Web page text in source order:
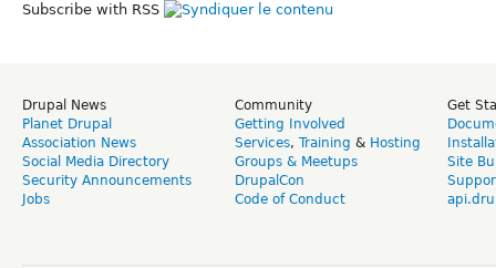
Subscribe with RSS
Drupal News
Planet Drupal
Association News
Social Media Directory
Security Announcements
Jobs
Community
Getting Involved
Services, Training & Hosting
Groups & Meetups
DrupalCon
Code of Conduct
Get
Site